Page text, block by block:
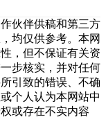
伙伴供稿和第三方
均仅供参考。本网
，但不保证有关资
步核实，并对任何
引致的错误、不确
个人认为本网站中
或存在不实内容